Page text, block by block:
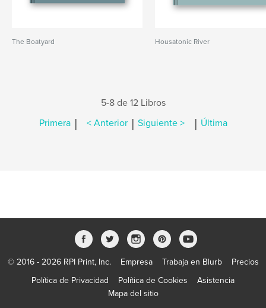
The Boatyard Housatonic River
5-8 de 12 Libros
Primera | < Anterior | Siguiente > | Última
© 2016 - 2026 RPI Print, Inc. Empresa Trabaja en Blurb
Precios
Política de Privacidad
Política de Cookies
Asistencia
Mapa del sitio